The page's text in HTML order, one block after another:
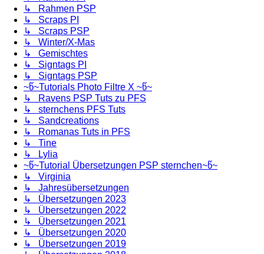
↳ Rahmen PSP
↳ Scraps PI
↳ Scraps PSP
↳ Winter/X-Mas
↳ Gemischtes
↳ Signtags PI
↳ Signtags PSP
~წ~Tutorials Photo Filtre X ~წ~
↳ Ravens PSP Tuts zu PFS
↳ sternchens PFS Tuts
↳ Sandcreations
↳ Romanas Tuts in PFS
↳ Tine
↳ Lylia
~წ~Tutorial Übersetzungen PSP sternchen~წ~
↳ Virginia
↳ Jahresübersetzungen
↳ Übersetzungen 2023
↳ Übersetzungen 2022
↳ Übersetzungen 2021
↳ Übersetzungen 2020
↳ Übersetzungen 2019